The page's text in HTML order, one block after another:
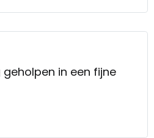
in een fijne